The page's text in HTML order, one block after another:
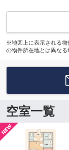
※地図上に表示される物
の物件所在地とは異なる
空室一覧